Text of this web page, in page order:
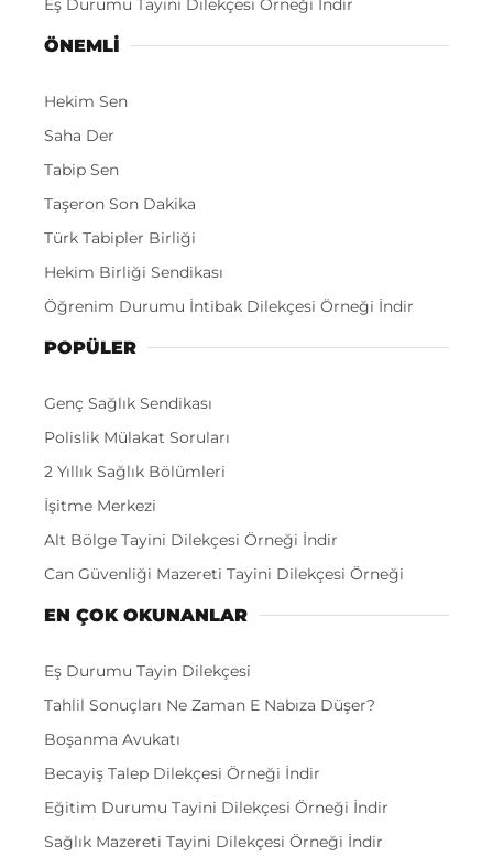
Eş Durumu Tayini Dilekçesi Örneği İndir
ÖNEMLI
Hekim Sen
Saha Der
Tabip Sen
Taşeron Son Dakika
Türk Tabipler Birliği
Hekim Birliği Sendikası
Öğrenim Durumu İntibak Dilekçesi Örneği İndir
POPÜLER
Genç Sağlık Sendikası
Polislik Mülakat Soruları
2 Yıllık Sağlık Bölümleri
İşitme Merkezi
Alt Bölge Tayini Dilekçesi Örneği İndir
Can Güvenliği Mazereti Tayini Dilekçesi Örneği
EN ÇOK OKUNANLAR
Eş Durumu Tayin Dilekçesi
Tahlil Sonuçları Ne Zaman E Nabıza Düşer?
Boşanma Avukatı
Becayiş Talep Dilekçesi Örneği İndir
Eğitim Durumu Tayini Dilekçesi Örneği İndir
Sağlık Mazereti Tayini Dilekçesi Örneği İndir